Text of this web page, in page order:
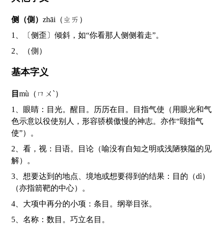
侧（側） zhāi（ㄓㄞ）
1、〔侧歪〕倾斜，如“你看那人侧侧着走”。
2、（側）
基本字义
目 mù（ㄇㄨˋ）
1、眼睛：目光。醒目。历历在目。目指气使（用眼光和气
色示意以役使别人，形容骄横傲慢的神志。亦作“颐指气
使”）。
2、看，视：目语。目论（喻没有自知之明或浅陋狭隘的见
解）。
3、想要达到的地点、境地或想要得到的结果：目的（dì）
（亦指箭靶的中心）。
4、大项中再分的小项：条目。纲举目张。
5、名称：数目。巧立名目。